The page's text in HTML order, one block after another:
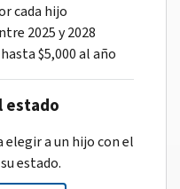
cada hijo
2025 y 2028
$5,000 al año
estado
elegir a un hijo con el
estado.